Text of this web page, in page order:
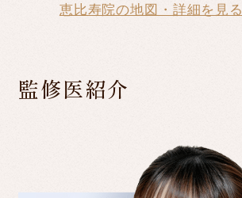
恵比寿院の地図・詳細を見る
監修医紹介